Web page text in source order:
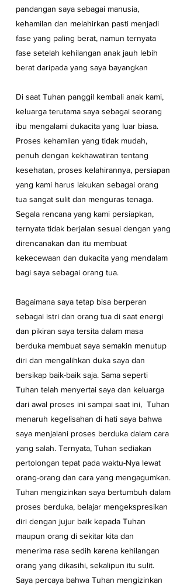
pandangan saya sebagai manusia,
kehamilan dan melahirkan pasti menjadi
fase yang paling berat, namun ternyata
fase setelah kehilangan anak jauh lebih
berat daripada yang saya bayangkan
Di saat Tuhan panggil kembali anak kami,
keluarga terutama saya sebagai seorang
ibu mengalami dukacita yang luar biasa.
Proses kehamilan yang tidak mudah,
penuh dengan kekhawatiran tentang
kesehatan, proses kelahirannya, persiapan
yang kami harus lakukan sebagai orang
tua sangat sulit dan menguras tenaga.
Segala rencana yang kami persiapkan,
ternyata tidak berjalan sesuai dengan yang
direncanakan dan itu membuat
kekecewaan dan dukacita yang mendalam
bagi saya sebagai orang tua.
Bagaimana saya tetap bisa berperan
sebagai istri dan orang tua di saat energi
dan pikiran saya tersita dalam masa
berduka membuat saya semakin menutup
diri dan mengalihkan duka saya dan
bersikap baik-baik saja. Sama seperti
Tuhan telah menyertai saya dan keluarga
dari awal proses ini sampai saat ini,  Tuhan
menaruh kegelisahan di hati saya bahwa
saya menjalani proses berduka dalam cara
yang salah. Ternyata, Tuhan sediakan
pertolongan tepat pada waktu-Nya lewat
orang-orang dan cara yang mengagumkan.
Tuhan mengizinkan saya bertumbuh dalam
proses berduka, belajar mengekspresikan
diri dengan jujur baik kepada Tuhan
maupun orang di sekitar kita dan
menerima rasa sedih karena kehilangan
orang yang dikasihi, sekalipun itu sulit.
Saya percaya bahwa Tuhan mengizinkan